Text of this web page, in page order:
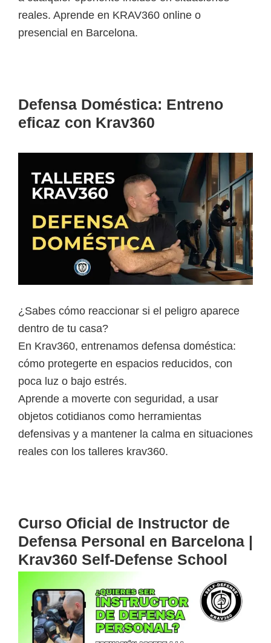
reales. Aprende en KRAV360 online o
presencial en Barcelona.
Defensa Doméstica: Entreno
eficaz con Krav360
¿Sabes cómo reaccionar si el peligro aparece
dentro de tu casa?
En Krav360, entrenamos defensa doméstica:
cómo protegerte en espacios reducidos, con
poca luz o bajo estrés.
Aprende a moverte con seguridad, a usar
objetos cotidianos como herramientas
defensivas y a mantener la calma en situaciones
reales con los talleres krav360.
Curso Oficial de Instructor de
Defensa Personal en Barcelona |
Krav360 Self-Defense School